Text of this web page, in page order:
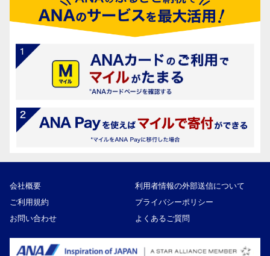
会社概要
利用者情報の外部送信について
ご利用規約
プライバシーポリシー
お問い合わせ
よくあるご質問